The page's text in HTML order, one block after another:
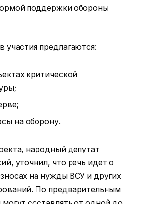
поддержки обороны
участия предлагаются:
критической
на оборону.
народный депутат
уточнил, что речь идет о
на нужды ВСУ и других
По предварительным